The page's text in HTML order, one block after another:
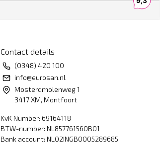
Contact details
(0348) 420 100
info@eurosan.nl
Mosterdmolenweg 1
3417 XM, Montfoort
KvK Number: 69164118
BTW-number: NL857761560B01
Bank account: NL02INGB0005289685